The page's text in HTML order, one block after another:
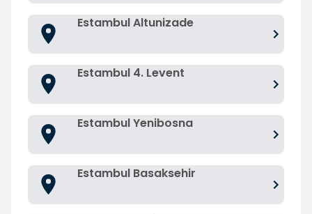
Estambul Altunizade
Estambul 4. Levent
Estambul Yenibosna
Estambul Basaksehir